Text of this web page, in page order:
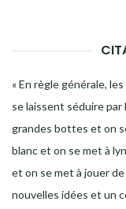
« En règle générale,
se laissent séduire
grandes bottes et on
blanc et on se met à
et on se met à jouer
nouvelles idées et un